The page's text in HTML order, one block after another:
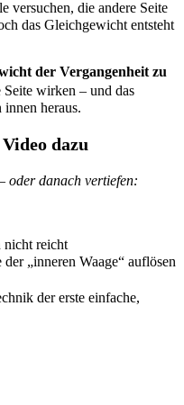
versuchen, die andere Seite
das Gleichgewicht entsteht
der Vergangenheit zu
wirken – und das
heraus.
dazu
oder danach vertiefen:
nicht reicht
„inneren Waage“ auflösen
der erste einfache,